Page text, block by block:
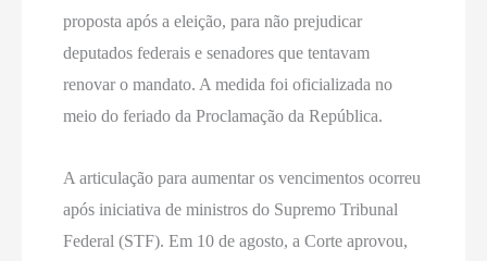
proposta após a eleição, para não prejudicar
deputados federais e senadores que tentavam
renovar o mandato. A medida foi oficializada no
meio do feriado da Proclamação da República.
A articulação para aumentar os vencimentos ocorreu
após iniciativa de ministros do Supremo Tribunal
Federal (STF). Em 10 de agosto, a Corte aprovou,